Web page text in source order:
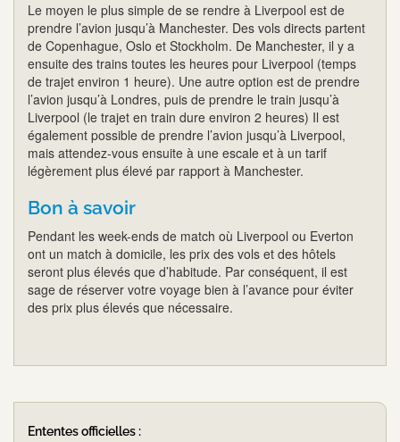
Le moyen le plus simple de se rendre à Liverpool est de
prendre l’avion jusqu’à Manchester. Des vols directs partent
de Copenhague, Oslo et Stockholm. De Manchester, il y a
ensuite des trains toutes les heures pour Liverpool (temps
de trajet environ 1 heure). Une autre option est de prendre
l’avion jusqu’à Londres, puis de prendre le train jusqu’à
Liverpool (le trajet en train dure environ 2 heures) Il est
également possible de prendre l’avion jusqu’à Liverpool,
mais attendez-vous ensuite à une escale et à un tarif
légèrement plus élevé par rapport à Manchester.
Bon à savoir
Pendant les week-ends de match où Liverpool ou Everton
ont un match à domicile, les prix des vols et des hôtels
seront plus élevés que d’habitude. Par conséquent, il est
sage de réserver votre voyage bien à l’avance pour éviter
des prix plus élevés que nécessaire.
Ententes officielles :